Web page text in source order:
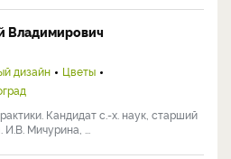
Владимирович
дизайн
Цветы
Кандидат с.-х. наук, старший
Мичурина, ...